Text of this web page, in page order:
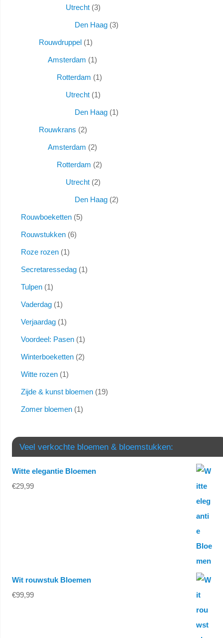
Utrecht 3
Den Haag 3
Rouwdruppel 1
Amsterdam 1
Rotterdam 1
Utrecht 1
Den Haag 1
Rouwkrans 2
Amsterdam 2
Rotterdam 2
Utrecht 2
Den Haag 2
Rouwboeketten 5
Rouwstukken 6
Roze rozen 1
Secretaressedag 1
Tulpen 1
Vaderdag 1
Verjaardag 1
Voordeel: Pasen 1
Winterboeketten 2
Witte rozen 1
Zijde & kunst bloemen 19
Zomer bloemen 1
Veel verkochte bloemen & bloemstukken:
Witte elegantie Bloemen
€29,99
Wit rouwstuk Bloemen
€99,99